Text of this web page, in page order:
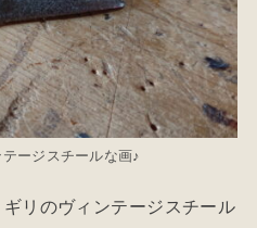
ージスチールな画♪
リのヴィンテージスチール